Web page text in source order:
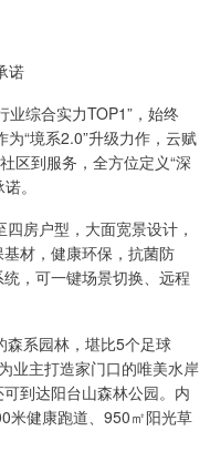
诺
业综合实力TOP1”，始终
为“境系2.0”升级力作，云赋
区到服务，全方位定义“深
。
房户型，大面宽景设计，
材，健康环保，抗菌防
，可一键场景切换、远程
森系园林，堪比5个足球
业主打造家门口的唯美水岸
到达阳台山森林公园。内
米健康跑道、950㎡阳光草